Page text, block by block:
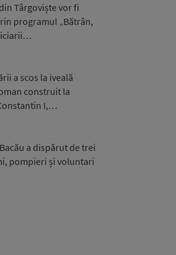
Târgoviște vor fi
programul „Bătrân,
a scos la iveală
construit la
I,…
a dispărut de trei
pompieri și voluntari